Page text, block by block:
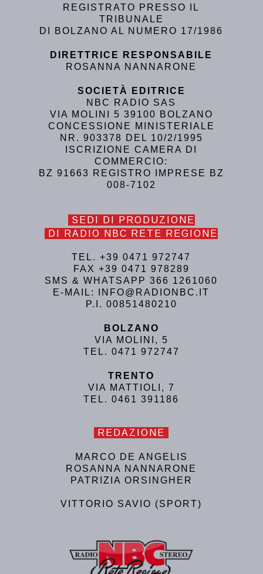
REGISTRATO PRESSO IL
TRIBUNALE
DI BOLZANO AL NUMERO 17/1986
DIRETTRICE RESPONSABILE
ROSANNA NANNARONE
SOCIETÀ EDITRICE
NBC RADIO SAS
VIA MOLINI 5 39100 BOLZANO
CONCESSIONE MINISTERIALE
NR. 903378 DEL 10/2/1995
ISCRIZIONE CAMERA DI
COMMERCIO:
BZ 91663 REGISTRO IMPRESE BZ
008-7102
SEDI DI PRODUZIONE
DI RADIO NBC RETE REGIONE
TEL. +39 0471 972747
FAX +39 0471 978289
SMS & WHATSAPP 366 1261060
E-MAIL: INFO@RADIONBC.IT
P.I. 00851480210
BOLZANO
VIA MOLINI, 5
TEL. 0471 972747
TRENTO
VIA MATTIOLI, 7
TEL. 0461 391186
REDAZIONE
MARCO DE ANGELIS
ROSANNA NANNARONE
PATRIZIA ORSINGHER
VITTORIO SAVIO (SPORT)